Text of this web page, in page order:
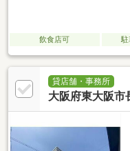
飲食店可
貸店舗・事務所
大阪府東大阪市